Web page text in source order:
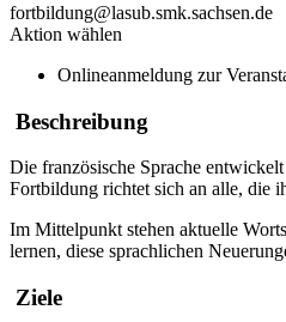
fortbildung@lasub.smk.sachsen.de
Aktion wählen
Onlineanmeldung zur
Beschreibung
Die französische Sprache
Fortbildung richtet sich an alle, die
Im Mittelpunkt stehen aktuelle
lernen, diese sprachlichen
Ziele